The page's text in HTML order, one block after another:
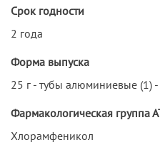
Срок годности
2 года
Форма выпуска
25 г - тубы алюминиевые (1)
Фармакологическая группа
Хлорамфеникол